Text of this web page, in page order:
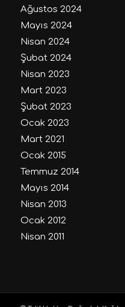
Ağustos 2024
Mayıs 2024
Nisan 2024
Şubat 2024
Nisan 2023
Mart 2023
Şubat 2023
Ocak 2023
Mart 2021
Ocak 2015
Temmuz 2014
Mayıs 2014
Nisan 2013
Ocak 2012
Nisan 2011